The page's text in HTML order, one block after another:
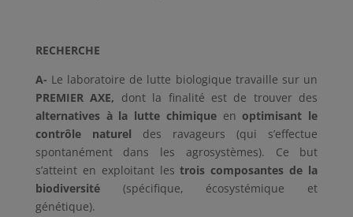
RECHERCHE
A- Le laboratoire de lutte biologique travaille sur un
PREMIER AXE, dont la finalité est de trouver des
alternatives à la lutte chimiqueenoptimisant le
contrôle naturel des ravageurs (qui s’effectue
spontanément dans les agrosystèmes). Ce but
s’atteint en exploitant lestrois composantes de la
biodiversité(spécifique, écosystémique et
génétique).